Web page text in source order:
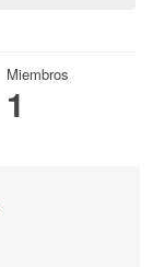
Miembros
1